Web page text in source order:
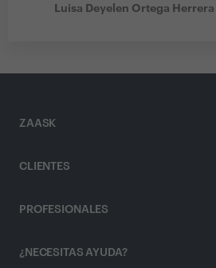
Luisa Deyelen Ortega Herrera
ZAASK
CLIENTES
PROFESIONALES
¿NECESITAS AYUDA?